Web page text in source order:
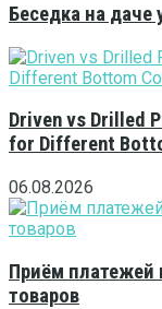
Беседка на даче
Driven vs Drilled
for Different
06.08.2026
Приём платежей
товаров